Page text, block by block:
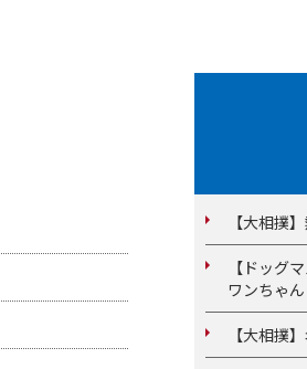
【大相撲
【ドッグ
ワンちゃん
【大相撲